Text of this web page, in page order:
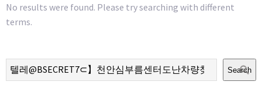
No results were found. Please try searching with different
terms.
Search